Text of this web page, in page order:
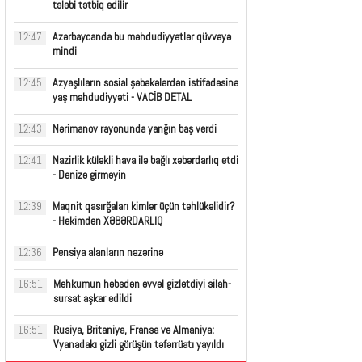
tələbi tətbiq edilir
12:47
Azərbaycanda bu məhdudiyyətlər qüvvəyə
mindi
12:45
Azyaşlıların sosial şəbəkələrdən istifadəsinə
yaş məhdudiyyəti - VACİB DETAL
12:43 Nərimanov rayonunda yanğın baş verdi
12:41
Nazirlik küləkli hava ilə bağlı xəbərdarlıq etdi
- Dənizə girməyin
12:39
Maqnit qasırğaları kimlər üçün təhlükəlidir?
- Həkimdən XƏBƏRDARLIQ
12:36 Pensiya alanların nəzərinə
16:51
Məhkumun həbsdən əvvəl gizlətdiyi silah-
sursat aşkar edildi
16:51
Rusiya, Britaniya, Fransa və Almaniya:
Vyanadakı gizli görüşün təfərrüatı yayıldı